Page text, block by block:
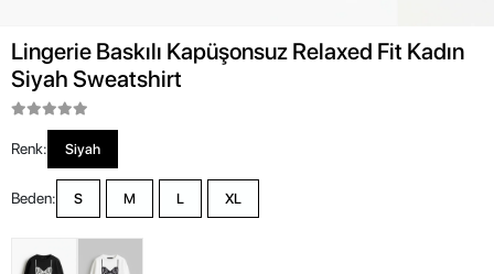
Lingerie Baskılı Kapüşonsuz Relaxed Fit Kadın
Siyah Sweatshirt
Renk: Siyah
Beden: S M L XL